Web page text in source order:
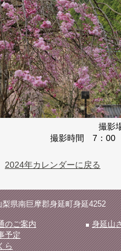
撮影
撮影時間 7：00
2024年カレンダーに戻る
南巨摩郡身延町身延4252
のご案内
身延山
予定
ら